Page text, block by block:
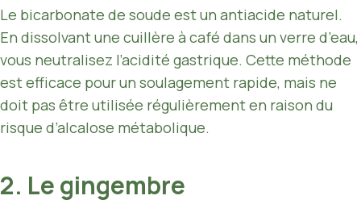
Le bicarbonate de soude est un antiacide naturel.
En dissolvant une cuillère à café dans un verre d’eau,
vous neutralisez l’acidité gastrique. Cette méthode
est efficace pour un soulagement rapide, mais ne
doit pas être utilisée régulièrement en raison du
risque d’alcalose métabolique.
2. Le gingembre